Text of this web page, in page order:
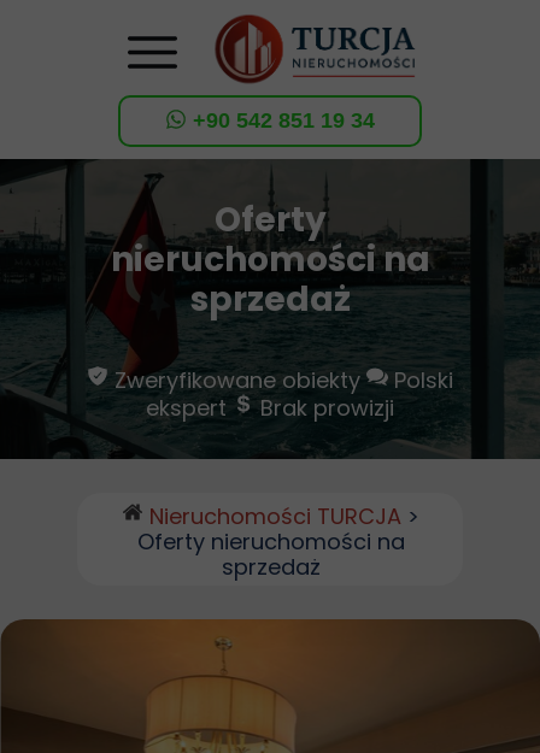
+90 542 851 19 34
Nieruchomości TURCJA >
Oferty nieruchomości na
sprzedaż
Zweryfikowane obiekty
Polski
ekspert
Brak prowizji
Oferty
nieruchomości na
sprzedaż